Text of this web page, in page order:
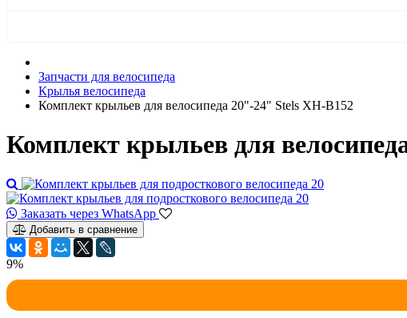
Запчасти для велосипеда
Крылья велосипеда
Комплект крыльев для велосипеда 20"-24" Stels XH-B152
Комплект крыльев для
Заказать через WhatsApp
Добавить в сравнение
9%